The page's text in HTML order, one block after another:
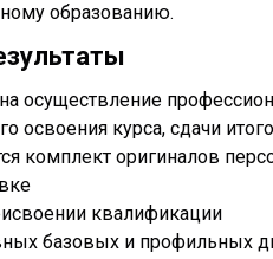
образованию.
осуществление
освоения курса, сдачи
комплект оригиналов
квалификации
базовых и профильных